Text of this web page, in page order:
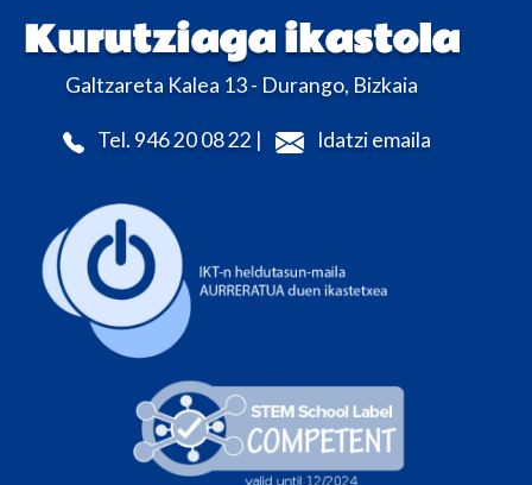
Kurutziaga ikastola
Galtzareta Kalea 13 - Durango, Bizkaia
Tel. 946 20 08 22 | Idatzi emaila